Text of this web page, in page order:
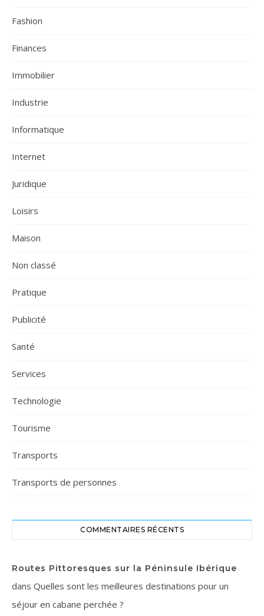
Fashion
Finances
Immobilier
Industrie
Informatique
Internet
Juridique
Loisirs
Maison
Non classé
Pratique
Publicité
Santé
Services
Technologie
Tourisme
Transports
Transports de personnes
COMMENTAIRES RÉCENTS
Routes Pittoresques sur la Péninsule Ibérique
dans Quelles sont les meilleures destinations pour un
séjour en cabane perchée ?